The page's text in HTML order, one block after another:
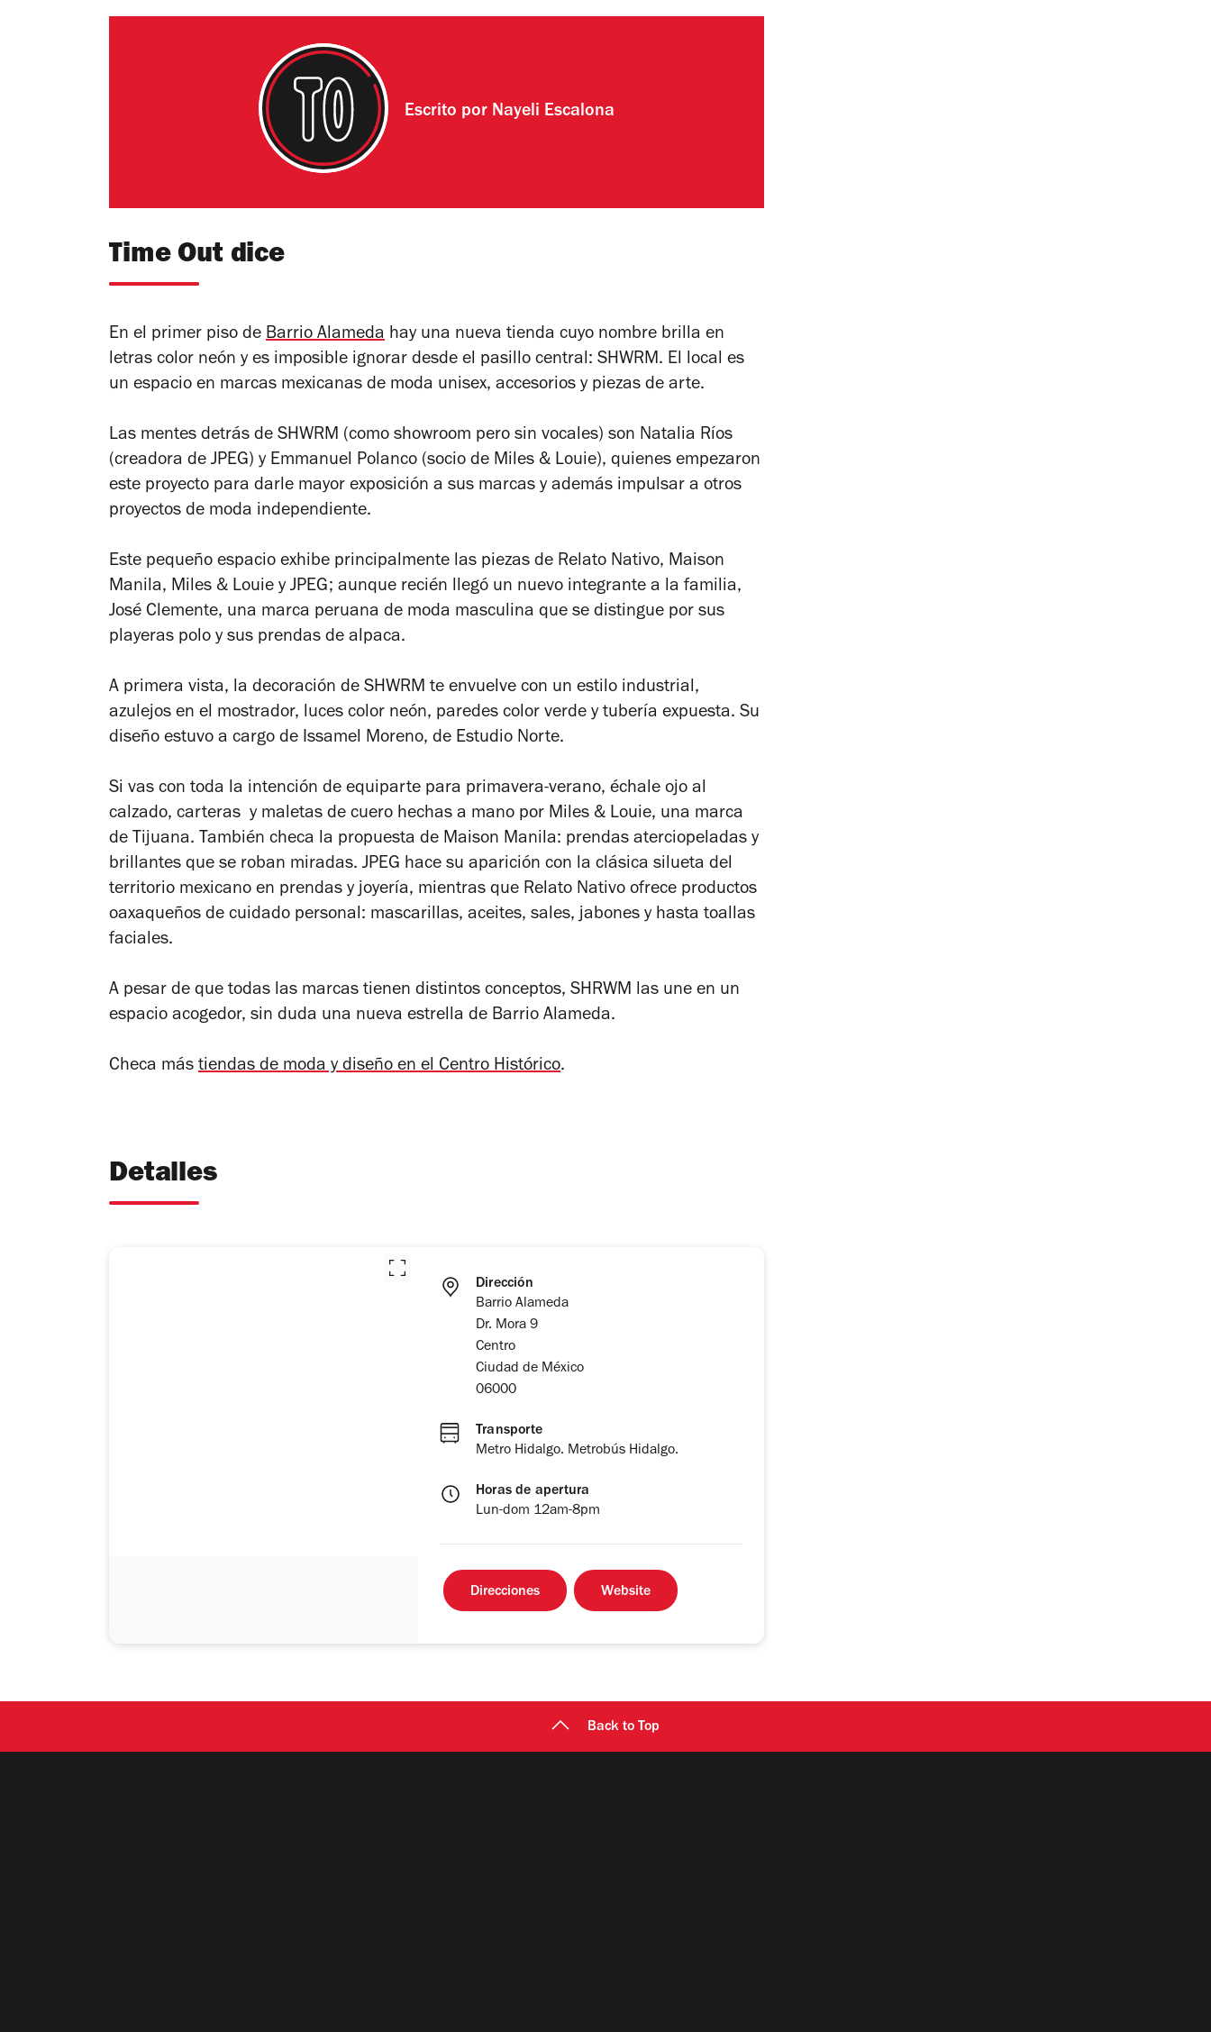
Escrito por Nayeli Escalona
Time Out dice
En el primer piso de Barrio Alameda hay una nueva tienda cuyo nombre brilla en
letras color neón y es imposible ignorar desde el pasillo central: SHWRM. El local es
un espacio en marcas mexicanas de moda unisex, accesorios y piezas de arte.
Las mentes detrás de SHWRM (como showroom pero sin vocales) son Natalia Ríos
(creadora de JPEG) y Emmanuel Polanco (socio de Miles & Louie), quienes empezaron
este proyecto para darle mayor exposición a sus marcas y además impulsar a otros
proyectos de moda independiente.
Este pequeño espacio exhibe principalmente las piezas de Relato Nativo, Maison
Manila, Miles & Louie y JPEG; aunque recién llegó un nuevo integrante a la familia,
José Clemente, una marca peruana de moda masculina que se distingue por sus
playeras polo y sus prendas de alpaca.
A primera vista, la decoración de SHWRM te envuelve con un estilo industrial,
azulejos en el mostrador, luces color neón, paredes color verde y tubería expuesta. Su
diseño estuvo a cargo de Issamel Moreno, de Estudio Norte.
Si vas con toda la intención de equiparte para primavera-verano, échale ojo al
calzado, carteras y maletas de cuero hechas a mano por Miles & Louie, una marca
de Tijuana. También checa la propuesta de Maison Manila: prendas aterciopeladas y
brillantes que se roban miradas. JPEG hace su aparición con la clásica silueta del
territorio mexicano en prendas y joyería, mientras que Relato Nativo ofrece productos
oaxaqueños de cuidado personal: mascarillas, aceites, sales, jabones y hasta toallas
faciales.
A pesar de que todas las marcas tienen distintos conceptos, SHRWM las une en un
espacio acogedor, sin duda una nueva estrella de Barrio Alameda.
Checa más tiendas de moda y diseño en el Centro Histórico.
Detalles
Dirección
Barrio Alameda
Dr. Mora 9
Centro
Ciudad de México
06000
Transporte
Metro Hidalgo. Metrobús Hidalgo.
Horas de apertura
Lun-dom 12am-8pm
Direcciones Website
Back to Top